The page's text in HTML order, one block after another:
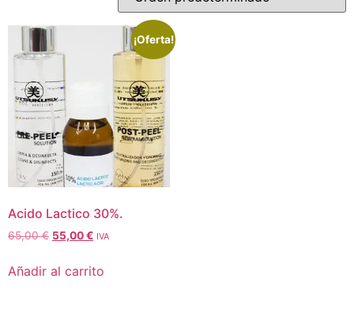
¡Oferta!
Acido Lactico 30%.
65,00€ 55,00€ IVA
Añadir al carrito